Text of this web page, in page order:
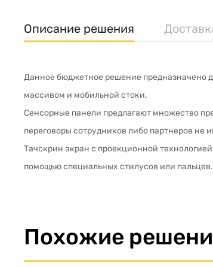
Описание решения
Данное бюджетное решение предназначено
массивом и мобильной стоки.
Сенсорные панели предлагают множество
переговоры сотрудников либо партнеров
Тачскрин экран с проекционной
помощью специальных стилусов или
Похожие